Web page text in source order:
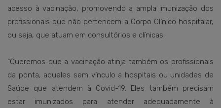
acesso à vacinação, promovendo a ampla imunização dos
profissionais que não pertencem a Corpo Clínico hospitalar,
ou seja, que atuam em consultórios e clínicas.
“Queremos que a vacinação atinja também os profissionais
da ponta, aqueles sem vínculo a hospitais ou unidades de
Saúde que atendem à Covid-19. Eles também precisam
estar imunizados para atender adequadamente à